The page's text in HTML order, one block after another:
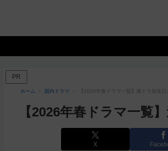
PR
ホーム 国内ドラマ 【2026年春ドラマ一覧】連ドラ放送日
【2026年春ドラマ一覧
X